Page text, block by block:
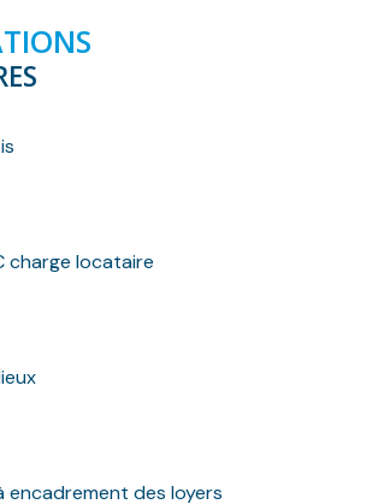
charge locataire
encadrement des loyers